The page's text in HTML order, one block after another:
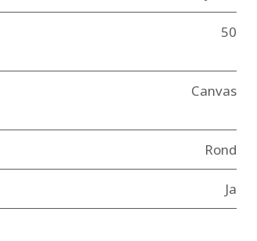
50
Canvas
Rond
Ja